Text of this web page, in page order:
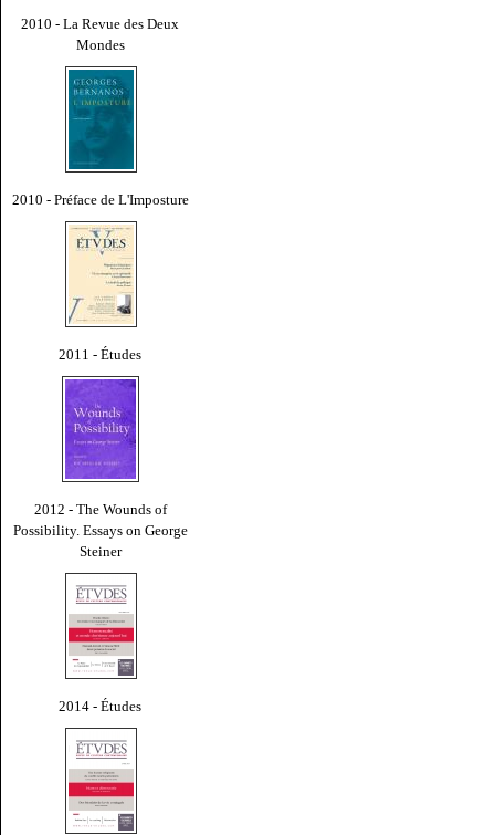
2010 - La Revue des Deux
Mondes
2010 - Préface de L'Imposture
2011 - Études
2012 - The Wounds of
Possibility. Essays on George
Steiner
2014 - Études